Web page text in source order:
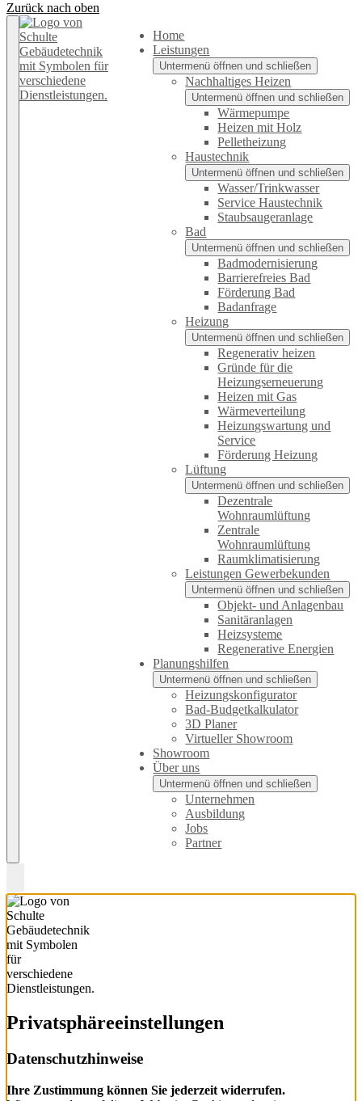
Zurück nach oben
Home
Leistungen
Untermenü öffnen und schließen
Nachhaltiges Heizen
Untermenü öffnen und schließen
Wärmepumpe
Heizen mit Holz
Pelletheizung
Haustechnik
Untermenü öffnen und schließen
Wasser/Trinkwasser
Service Haustechnik
Staubsaugeranlage
Bad
Untermenü öffnen und schließen
Badmodernisierung
Barrierefreies Bad
Förderung Bad
Badanfrage
Heizung
Untermenü öffnen und schließen
Regenerativ heizen
Gründe für die
Heizungserneuerung
Heizen mit Gas
Wärmeverteilung
Heizungswartung und
Service
Förderung Heizung
Lüftung
Untermenü öffnen und schließen
Dezentrale
Wohnraumlüftung
Zentrale
Wohnraumlüftung
Raumklimatisierung
Leistungen Gewerbekunden
Untermenü öffnen und schließen
Objekt- und Anlagenbau
Sanitäranlagen
Heizsysteme
Regenerative Energien
Planungshilfen
Untermenü öffnen und schließen
Heizungskonfigurator
Bad-Budgetkalkulator
3D Planer
Virtueller Showroom
Showroom
Über uns
Untermenü öffnen und schließen
Unternehmen
Ausbildung
Jobs
Partner
Privatsphäre­einstellungen
Datenschutzhinweise
Ihre Zustimmung können Sie jederzeit widerrufen.